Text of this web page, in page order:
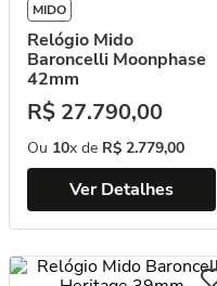
MIDO
Relógio Mido
Baroncelli Moonphase
42mm
R$ 27.790,00
Ou 10x de R$ 2.779,00
Ver Detalhes